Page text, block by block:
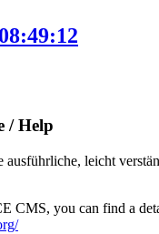
/ Help
ausführliche, leicht
CMS, you can find a